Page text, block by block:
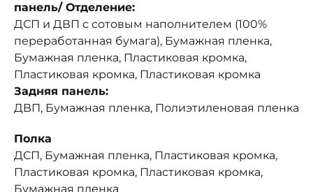
панель/ Отделение:
ДСП и ДВП с сотовым наполнителем (100%
переработанная бумага), Бумажная пленка,
Бумажная пленка, Пластиковая кромка,
Пластиковая кромка, Пластиковая кромка
Задняя панель:
ДВП, Бумажная пленка, Полиэтиленовая пленка
Полка
ДСП, Бумажная пленка, Пластиковая кромка,
Пластиковая кромка, Пластиковая кромка,
Бумажная пленка